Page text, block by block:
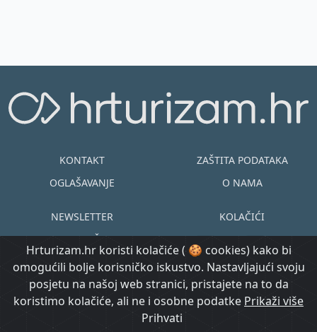
Hrturizam.hr koristi kolačiće ( 🍪 cookies) kako bi
omogućili bolje korisničko iskustvo. Nastavljajući svoju
posjetu na našoj web stranici, pristajete na to da
koristimo kolačiće, ali ne i osobne podatke Prikaži više
Prihvati
KONTAKT
OGLAŠAVANJE
ZAŠTITA PODATAKA
O NAMA
NEWSLETTER
UVJETI KORIŠTENJA
KOLAČIĆI
EN HR
© Copyright
2015.-2026.
@ Created by
Morgan Code
Prijavi se